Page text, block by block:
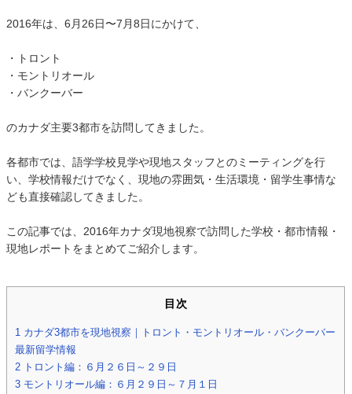
2016年は、6月26日〜7月8日にかけて、
・トロント
・モントリオール
・バンクーバー
のカナダ主要3都市を訪問してきました。
各都市では、語学学校見学や現地スタッフとのミーティングを行
い、学校情報だけでなく、現地の雰囲気・生活環境・留学生事情な
ども直接確認してきました。
この記事では、2016年カナダ現地視察で訪問した学校・都市情報・
現地レポートをまとめてご紹介します。
目次
1 カナダ3都市を現地視察｜トロント・モントリオール・バンクーバー
最新留学情報
2 トロント編：６月２６日～２９日
3 モントリオール編：６月２９日～７月１日